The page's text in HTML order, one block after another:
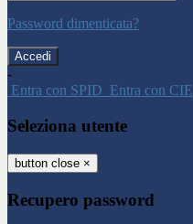
Password dimenticata?
-
Entra con SPID Entra con CIE
Seleziona utente
button close ×
Recupero password